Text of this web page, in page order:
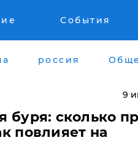
События
россия
9
сколько
повлияет на